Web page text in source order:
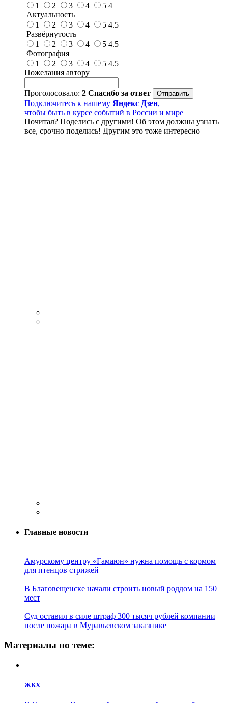
1
2 3 4 5 4
Актуальность
1
2 3 4 5 4.5
Развёрнутость
1
2 3 4 5 4.5
Фотография
1
2 3 4 5 4.5
Пожелания автору
Проголосовало: 2 Спасибо за ответ
Подключитесь к нашему Яндекс Дзен,
чтобы быть в курсе событий в России и мире
Почитал? Поделись с другими! Об этом должны узнать
все, срочно поделись! Другим это тоже интересно
Главные новости
Амурскому центру «Гамаюн» нужна помощь с кормом
для птенцов стрижей
В Благовещенске начали строить новый роддом на 150
мест
Суд оставил в силе штраф 300 тысяч рублей компании
после пожара в Муравьевском заказнике
Материалы по теме:
ЖКХ